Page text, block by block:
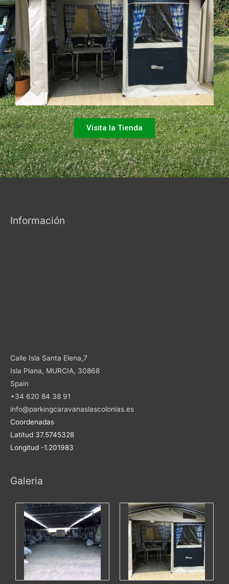
Visita la Tienda
Información
Calle Isla Santa Elena,7
Isla Plana, MURCIA, 30868
Spain
+34 620 84 38 91
info@parkingcaravanaslascolonias.es
Coordenadas
Latitud 37.5745328
Longitud -1.201983
Galeria